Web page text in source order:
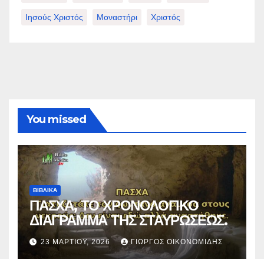
Ιησούς Χριστός Μοναστήρι Χριστός
You missed
ΒΙΒΛΙΚΑ
ΠΑΣΧΑ, ΤΟ ΧΡΟΝΟΛΟΓΙΚΟ
ΔΙΑΓΡΑΜΜΑ ΤΗΣ ΣΤΑΥΡΩΣΕΩΣ.
23 ΜΑΡΤΊΟΥ, 2026 ΓΙΏΡΓΟΣ ΟΙΚΟΝΟΜΊΔΗΣ